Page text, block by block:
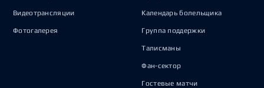
Видеотрансляции
Фотогалерея
Календарь болельщика
Группа поддержки
Талисманы
Фан-сектор
Гостевые матчи